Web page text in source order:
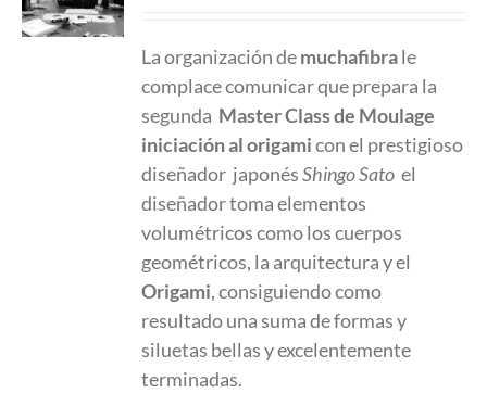
La organización demuchafibrale
complace comunicar que prepara la
segunda Master Classde Moulage
iniciación al origamicon el prestigioso
diseñador japonésShingo Sato el
diseñador toma elementos
volumétricos como los cuerpos
geométricos, la arquitectura y el
Origami, consiguiendo como
resultado una suma de formas y
siluetas bellas y excelentemente
terminadas.